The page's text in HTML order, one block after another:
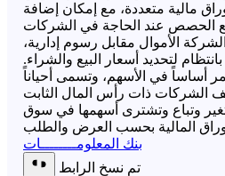
مالية متعددة، مع إمكان إضافة
الحصص عند الحاجة في الشركات
الشركة الأموال مقابل رسوم إدارية،
لتحديد أسعار البيع والشراء.
أساساً في الأسهم، وتسمى أحياناً
الشركات ذات رأس المال الثابت
وتباع وتشترى أسهمها في سوق
بنك المعلومــــــــات
تم نسخ الرابط